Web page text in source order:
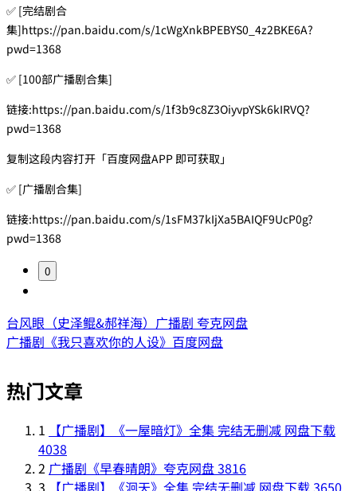
✅ [完结剧合
集]https://pan.baidu.com/s/1cWgXnkBPEBYS0_4z2BKE6A?
pwd=1368
✅ [100部广播剧合集]
链接:https://pan.baidu.com/s/1f3b9c8Z3OiyvpYSk6kIRVQ?
pwd=1368
复制这段内容打开「百度网盘APP 即可获取」
✅ [广播剧合集]
链接:https://pan.baidu.com/s/1sFM37kIjXa5BAIQF9UcP0g?
pwd=1368
0
台风眼（史泽鲲&郝祥海）广播剧 夸克网盘
广播剧《我只喜欢你的人设》百度网盘
热门文章
1
【广播剧】《一屋暗灯》全集 完结无删减 网盘下载
4038
2 广播剧《早春晴朗》夸克网盘3816
3
【广播剧】《洄天》全集 完结无删减 网盘下载3650